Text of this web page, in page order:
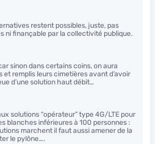
restent possibles, juste, pas
ni finançable par la collectivité publique.
sinon dans certains coins, on aura
et remplis leurs cimetières avant d’avoir
d’une solution haut débit…
solutions “opérateur” type 4G/LTE pour
blanches inférieures à 100 personnes :
marchent il faut aussi amener de la
le pylône….